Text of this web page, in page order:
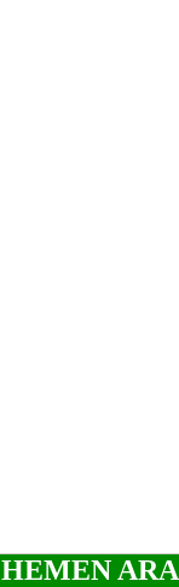
HEMEN ARA